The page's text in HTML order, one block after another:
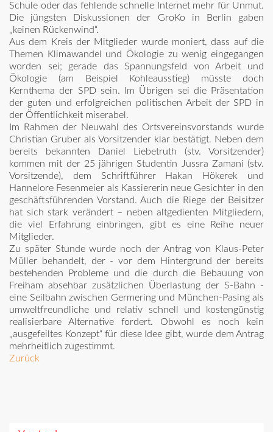
Schule oder das fehlende schnelle Internet mehr für Unmut.
Die jüngsten Diskussionen der GroKo in Berlin gaben
„keinen Rückenwind“.
Aus dem Kreis der Mitglieder wurde moniert, dass auf die
Themen Klimawandel und Ökologie zu wenig eingegangen
worden sei; gerade das Spannungsfeld von Arbeit und
Ökologie (am Beispiel Kohleausstieg) müsste doch
Kernthema der SPD sein. Im Übrigen sei die Präsentation
der guten und erfolgreichen politischen Arbeit der SPD in
der Öffentlichkeit miserabel.
Im Rahmen der Neuwahl des Ortsvereinsvorstands wurde
Christian Gruber als Vorsitzender klar bestätigt. Neben dem
bereits bekannten Daniel Liebetruth (stv. Vorsitzender)
kommen mit der 25 jährigen Studentin Jussra Zamani (stv.
Vorsitzende), dem Schriftführer Hakan Hökerek und
Hannelore Fesenmeier als Kassiererin neue Gesichter in den
geschäftsführenden Vorstand. Auch die Riege der Beisitzer
hat sich stark verändert – neben altgedienten Mitgliedern,
die viel Erfahrung einbringen, gibt es eine Reihe neuer
Mitglieder.
Zu später Stunde wurde noch der Antrag von Klaus-Peter
Müller behandelt, der - vor dem Hintergrund der bereits
bestehenden Probleme und die durch die Bebauung von
Freiham absehbar zusätzlichen Überlastung der S-Bahn -
eine Seilbahn zwischen Germering und München-Pasing als
umweltfreundliche und relativ schnell und kostengünstig
realisierbare Alternative fordert. Obwohl es noch kein
„ausgefeiltes Konzept“ für diese Idee gibt, wurde dem Antrag
mehrheitlich zugestimmt.
Zurück